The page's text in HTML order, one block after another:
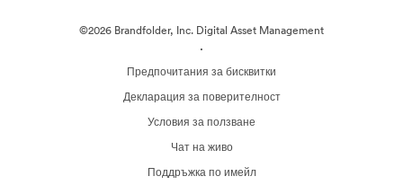
©2026 Brandfolder, Inc. Digital Asset Management
·
Предпочитания за бисквитки
Декларация за поверителност
Условия за ползване
Чат на живо
Поддръжка по имейл